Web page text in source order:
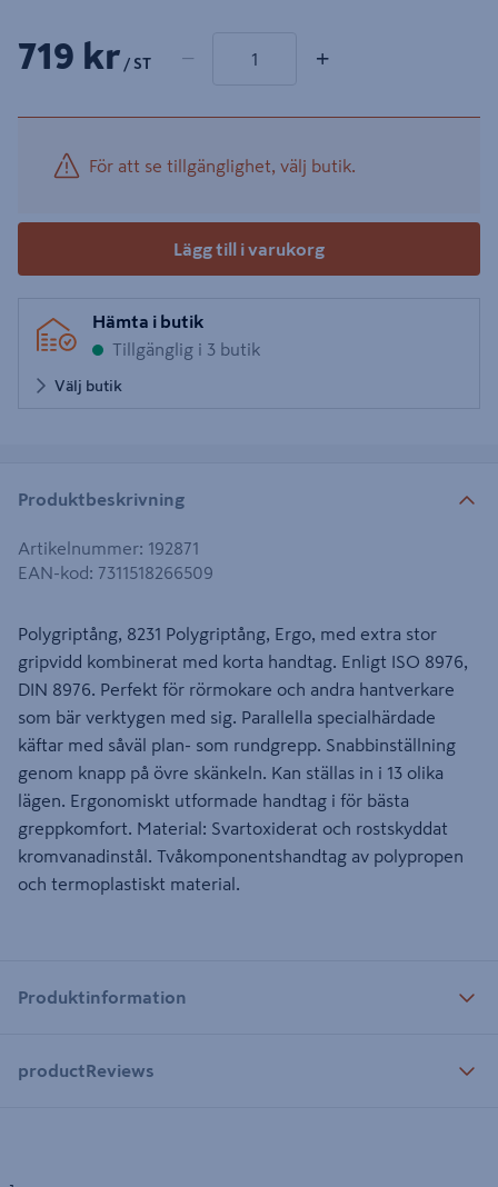
719 kr / ST − +
För att se tillgänglighet, välj butik.
Lägg till i varukorg
Hämta i butik
Tillgänglig i 3 butik
Välj butik
Produktbeskrivning
Artikelnummer: 192871
EAN-kod: 7311518266509
Polygriptång, 8231 Polygriptång, Ergo, med extra stor
gripvidd kombinerat med korta handtag. Enligt ISO 8976,
DIN 8976. Perfekt för rörmokare och andra hantverkare
som bär verktygen med sig. Parallella specialhärdade
käftar med såväl plan- som rundgrepp. Snabbinställning
genom knapp på övre skänkeln. Kan ställas in i 13 olika
lägen. Ergonomiskt utformade handtag i för bästa
greppkomfort. Material: Svartoxiderat och rostskyddat
kromvanadinstål. Tvåkomponentshandtag av polypropen
och termoplastiskt material.
Produktinformation
productReviews